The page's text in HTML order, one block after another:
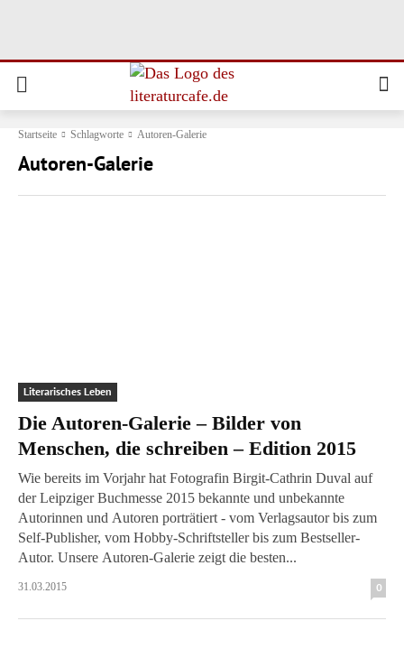
Startseite Schlagworte Autoren-Galerie
Autoren-Galerie
Literarisches Leben
Die Autoren-Galerie – Bilder von
Menschen, die schreiben – Edition 2015
Wie bereits im Vorjahr hat Fotografin Birgit-Cathrin Duval auf
der Leipziger Buchmesse 2015 bekannte und unbekannte
Autorinnen und Autoren porträtiert - vom Verlagsautor bis zum
Self-Publisher, vom Hobby-Schriftsteller bis zum Bestseller-
Autor. Unsere Autoren-Galerie zeigt die besten...
31.03.2015 0